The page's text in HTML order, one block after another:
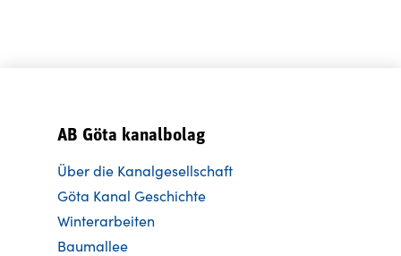
AB Göta kanalbolag
Über die Kanalgesellschaft
Göta Kanal Geschichte
Winterarbeiten
Baumallee